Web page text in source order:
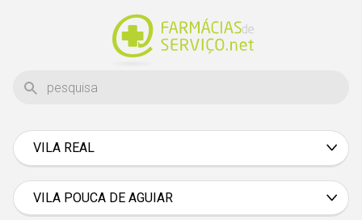
VILA REAL
VILA POUCA DE AGUIAR